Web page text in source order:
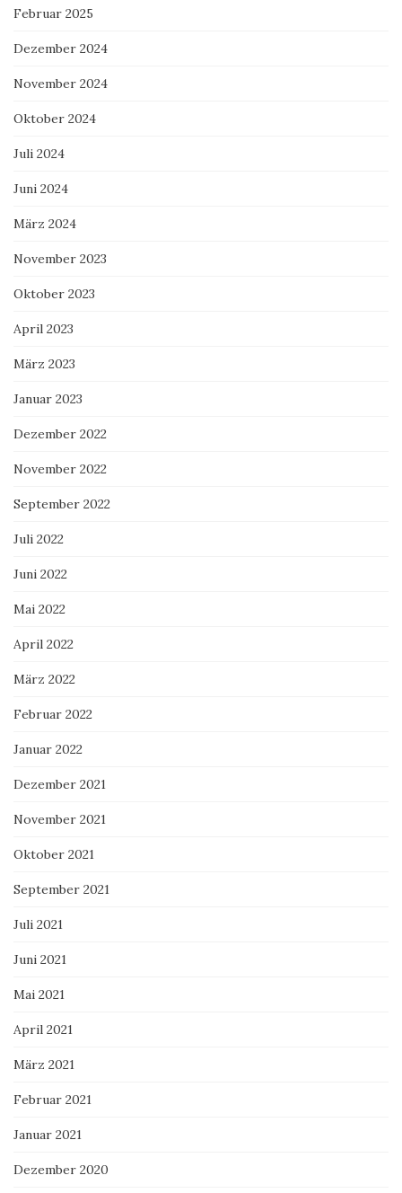
Februar 2025
Dezember 2024
November 2024
Oktober 2024
Juli 2024
Juni 2024
März 2024
November 2023
Oktober 2023
April 2023
März 2023
Januar 2023
Dezember 2022
November 2022
September 2022
Juli 2022
Juni 2022
Mai 2022
April 2022
März 2022
Februar 2022
Januar 2022
Dezember 2021
November 2021
Oktober 2021
September 2021
Juli 2021
Juni 2021
Mai 2021
April 2021
März 2021
Februar 2021
Januar 2021
Dezember 2020